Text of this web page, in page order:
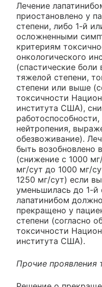
Лечение
приостановлено у
степени, либо 1-й
осложненными
критериям
онкологического
(спастические
тяжелой степени,
степени или выше
токсичности
института США),
нейтропения,
обезвоживание).
быть возобновлено
(снижение с 1000
мг/сут до 1000 мг/
1250 мг/сут) если
уменьшилась до 1-й
лапатинибом
прекращено у
степени (согласно
токсичности
института США).
Прочие проявления